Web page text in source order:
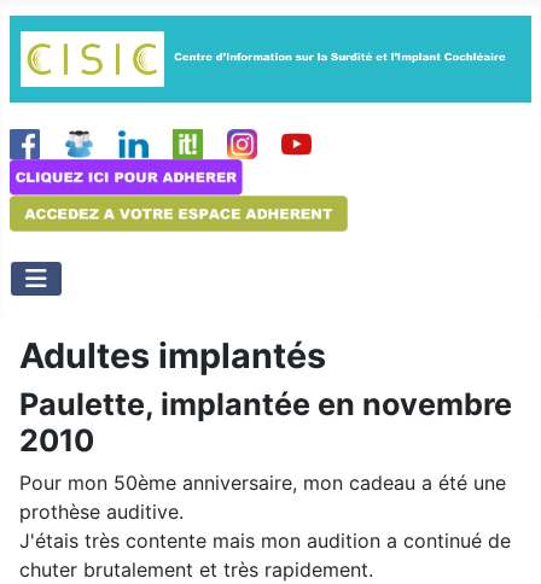
Adultes implantés
Paulette, implantée en novembre
2010
Pour mon 50ème anniversaire, mon cadeau a été une
prothèse auditive.
J'étais très contente mais mon audition a continué de
chuter brutalement et très rapidement.